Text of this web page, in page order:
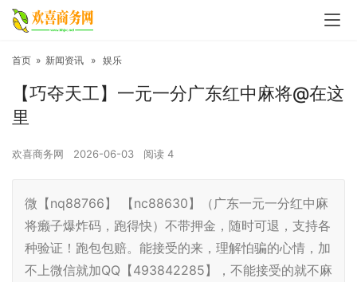
首页 » 新闻资讯 » 娱乐
【巧夺天工】一元一分广东红中麻将@在这
里
欢喜商务网 2026-06-03 阅读 4
微【nq88766】 【nc88630】（广东一元一分红中麻
将癞子爆炸码，跑得快）不带押金，随时可退，支持各
种验证！跑包包赔。能接受的来，理解怕骗的心情，加
不上微信就加QQ【493842285】，不能接受的就不麻